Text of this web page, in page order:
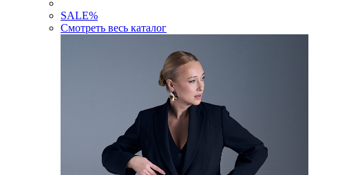
SALE%
Смотреть весь каталог